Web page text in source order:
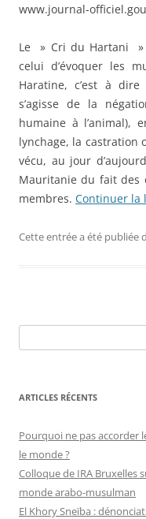
www.journal-
Le » Cri du Hartani »
celui d’évoquer les
Haratine, c’est à
s’agisse de la
humaine à l’animal),
lynchage, la castration
vécu, au jour
Mauritanie du fait des
membres. Continuer la
Cette entrée a été publiée
e
h
r
c
h
r
ARTICLES RÉCENTS
Pourquoi ne pas accorder
le monde ?
Colloque de IRA Bruxelles
monde arabo-musulman
El Khory Sneïba :